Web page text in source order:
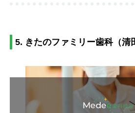
5. きたのファミリー歯科（清